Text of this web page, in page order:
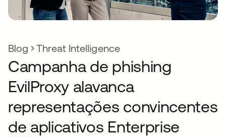
Blog Threat Intelligence
Campanha de phishing
EvilProxy alavanca
representações convincentes
de aplicativos Enterprise